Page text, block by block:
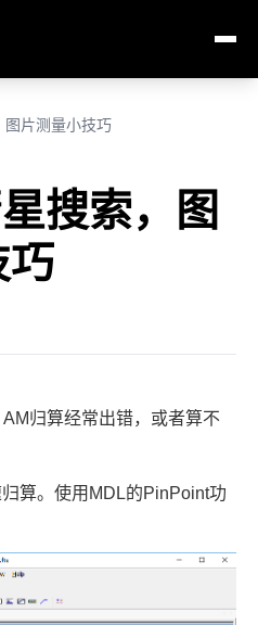
图片测量小技巧
搜索，图
归算经常出错，或者算不
算。使用MDL的PinPoint功